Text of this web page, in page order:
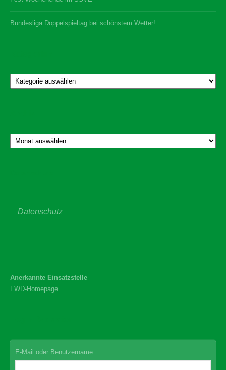
Bundesliga Doppelspieltag bei schönstem Wetter!
Kategorien
Archiv
Datenschutz
Anerkannte Einsatzstelle
FWD-Homepage
E-Mail oder Benutzername